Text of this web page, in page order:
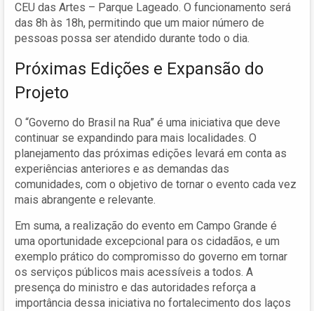
CEU das Artes – Parque Lageado. O funcionamento será
das 8h às 18h, permitindo que um maior número de
pessoas possa ser atendido durante todo o dia.
Próximas Edições e Expansão do
Projeto
O “Governo do Brasil na Rua” é uma iniciativa que deve
continuar se expandindo para mais localidades. O
planejamento das próximas edições levará em conta as
experiências anteriores e as demandas das
comunidades, com o objetivo de tornar o evento cada vez
mais abrangente e relevante.
Em suma, a realização do evento em Campo Grande é
uma oportunidade excepcional para os cidadãos, e um
exemplo prático do compromisso do governo em tornar
os serviços públicos mais acessíveis a todos. A
presença do ministro e das autoridades reforça a
importância dessa iniciativa no fortalecimento dos laços